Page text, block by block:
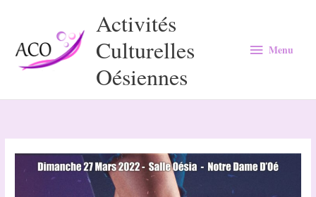
contenu
Activités
Culturelles
Oésiennes
Menu
Menu